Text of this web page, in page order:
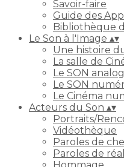
Savoir-faire
Guide des
Bibliothèque
Le Son à l'Image ▴▾
Une histoire
La salle de
Le SON
Le SON
Le Cinéma
Acteurs du Son ▴▾
Portraits/
Vidéothèque
Paroles de
Paroles de